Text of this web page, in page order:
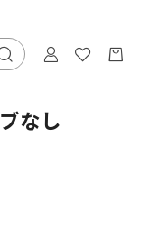
なし